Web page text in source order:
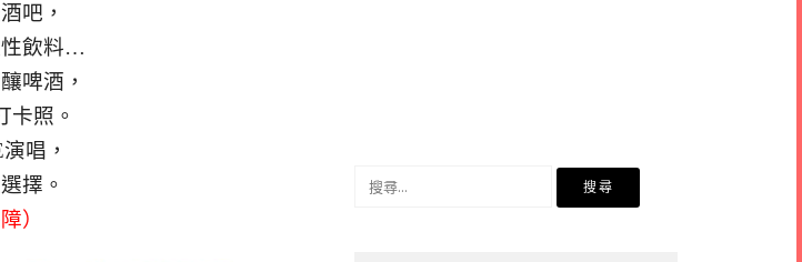
吧，
性飲料…
啤酒，
卡照。
唱，
擇。
）